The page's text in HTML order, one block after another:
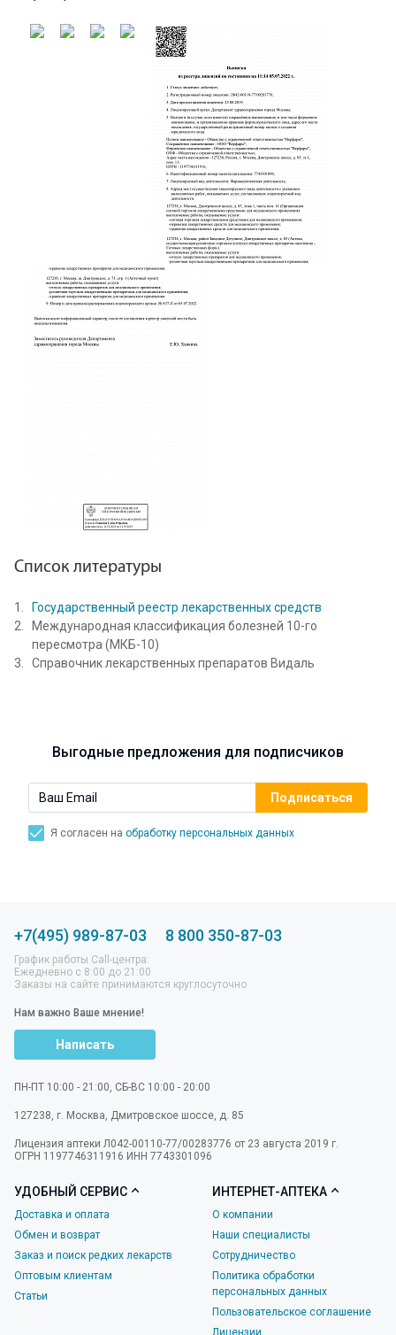
Список литературы
Государственный реестр лекарственных средств
Международная классификация болезней 10-го
пересмотра (МКБ-10)
Справочник лекарственных препаратов Видаль
Выгодные предложения для подписчиков
Я согласен на обработку персональных данных
+7(495) 989-87-03 8 800 350-87-03
График работы Call-центра:
Ежедневно с 8:00 до 21:00
Заказы на сайте принимаются круглосуточно
Нам важно Ваше мнение!
Написать
ПН-ПТ 10:00 - 21:00, СБ-ВС 10:00 - 20:00
127238, г. Москва, Дмитровское шоссе, д. 85
Лицензия аптеки Л042-00110-77/00283776 от 23 августа 2019 г.
ОГРН 1197746311916 ИНН 7743301096
УДОБНЫЙ СЕРВИС
Доставка и оплата
Обмен и возврат
Заказ и поиск редких лекарств
Оптовым клиентам
Статьи
ИНТЕРНЕТ-АПТЕКА
О компании
Наши специалисты
Сотрудничество
Политика обработки
персональных данных
Пользовательское соглашение
Лицензии